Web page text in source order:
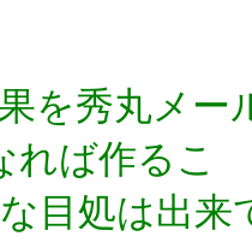
を秀丸メー
れば作るこ
目処は出